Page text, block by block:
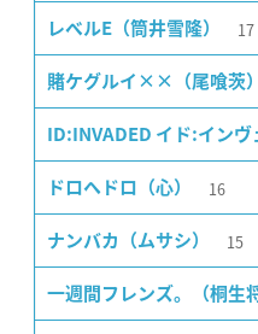
レベルE（筒井雪隆） 17
賭ケグルイ××（尾喰茨）
ID:INVADED イド:インヴ
ドロヘドロ（心） 16
ナンバカ（ムサシ） 15
一週間フレンズ。（桐生